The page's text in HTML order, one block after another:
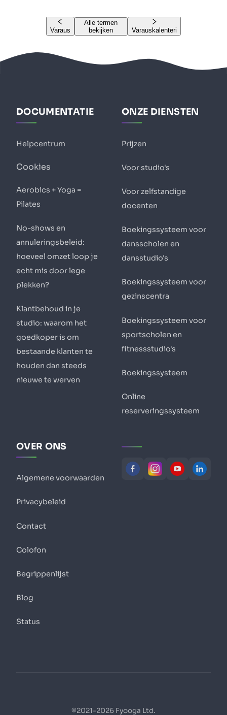
Varaus
Alle termen
bekijken
Varauskalenteri
DOCUMENTATIE
Helpcentrum
Cookies
Aerobics + Yoga =
Pilates
No-shows en
annuleringsbeleid:
hoeveel omzet loop je
echt mis door lege
plekken?
Klantbehoud in je
studio: waarom het
goedkoper is om
bestaande klanten te
houden dan steeds
nieuwe te werven
ONZE DIENSTEN
Prijzen
Voor studio's
Voor zelfstandige
docenten
Boekingssysteem voor
dansscholen en
dansstudio's
Boekingssysteem voor
gezinscentra
Boekingssysteem voor
sportscholen en
fitnessstudio's
Boekingssysteem
Online
reserveringssysteem
OVER ONS
Algemene voorwaarden
Privacybeleid
Contact
Colofon
Begrippenlijst
Blog
Status
©2021-2026 Fyooga Ltd.